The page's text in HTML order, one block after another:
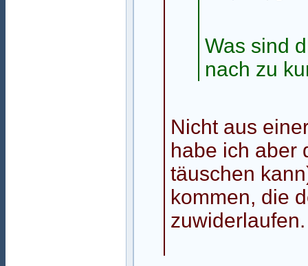
Was sind
nach zu
Nicht aus
habe ich aber
täuschen
kommen, die
zuwiderlaufen.